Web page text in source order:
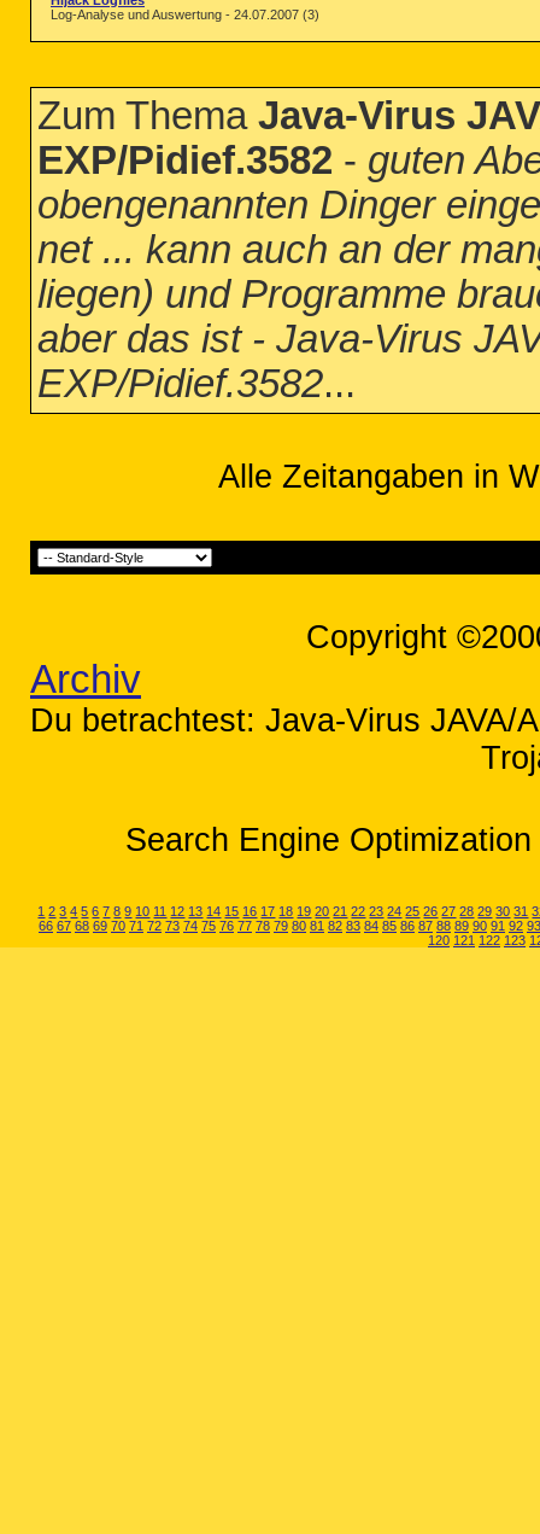
Log-Analyse und Auswertung - 24.07.2007 (3)
Zum Thema Java-Virus
EXP/Pidief.3582 - guten
obengenannten Dinger
net ... kann auch an der
liegen) und Programme
aber das ist - Java-Virus
EXP/Pidief.3582...
Alle Zeitangaben in
Copyright
Archiv
Du betrachtest: Java-Virus JAVA/
Search Engine
1 2 3 4 5 6 7 8 9 10 11 12 13 14 15 16 17 18 19 20 21 22 23 24 25 26 27 28 29 30 31
66 67 68 69 70 71 72 73 74 75 76 77 78 79 80 81 82 83 84 85 86 87 88 89 90 91 92 93
120 121 122 123